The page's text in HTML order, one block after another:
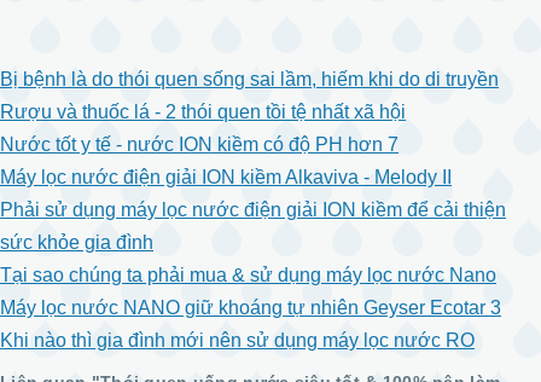
Bị bệnh là do thói quen sống sai lầm, hiếm khi do di truyền
Rượu và thuốc lá - 2 thói quen tồi tệ nhất xã hội
Nước tốt y tế - nước ION kiềm có độ PH hơn 7
Máy lọc nước điện giải ION kiềm Alkaviva - Melody II
Phải sử dụng máy lọc nước điện giải ION kiềm để cải thiện
sức khỏe gia đình
Tại sao chúng ta phải mua & sử dụng máy lọc nước Nano
Máy lọc nước NANO giữ khoáng tự nhiên Geyser Ecotar 3
Khi nào thì gia đình mới nên sử dụng máy lọc nước RO